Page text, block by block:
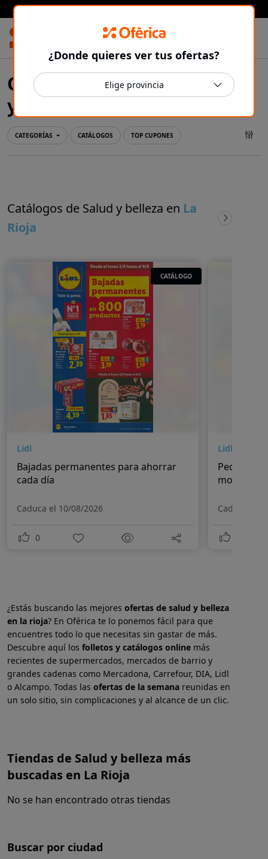
Prensa Ibérica
Ofertas y catálogos de Salud
y belleza en La Rioja
CATEGORÍAS CATÁLOGOS TOP CUPONES
Catálogos de Salud y belleza en La
Rioja
CATÁLOGO
Lidl
Bajadas permanentes para ahorrar
cada día
Caduca el 10/08/2026
0
Lidl
Pequeños
momentos
Caduca el
¿Estás buscando las mejores ofertas de salud y belleza
en la rioja? En Oférica te lo ponemos fácil para que
encuentres todo lo que necesitas sin gastar de más.
Descubre aquí los folletos y catálogos online más
recientes de supermercados, mercados de barrio y
grandes cadenas como Mercadona, Carrefour, DIA, Lidl
o Alcampo. Todas las ofertas de la semana reunidas en
un solo sitio, sin complicaciones y al alcance de un clic.
Tiendas de Salud y belleza más
buscadas en La Rioja
No se han encontrado otras tiendas
Buscar por ciudad
¿Donde quieres ver tus ofertas?